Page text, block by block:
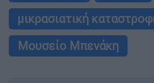
μικρασιατική
Μουσείο Μπενάκη